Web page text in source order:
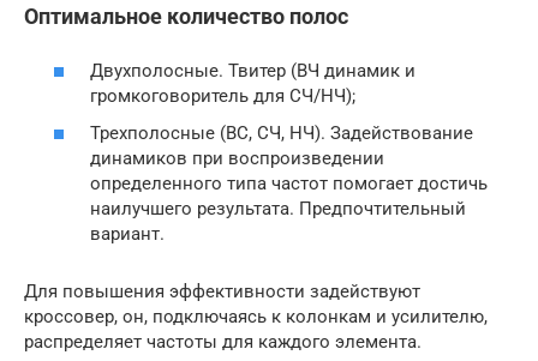
Оптимальное количество полос
Двухполосные. Твитер (ВЧ динамик и
громкоговоритель для СЧ/НЧ);
Трехполосные (ВС, СЧ, НЧ). Задействование
динамиков при воспроизведении
определенного типа частот помогает достичь
наилучшего результата. Предпочтительный
вариант.
Для повышения эффективности задействуют
кроссовер, он, подключаясь к колонкам и усилителю,
распределяет частоты для каждого элемента.